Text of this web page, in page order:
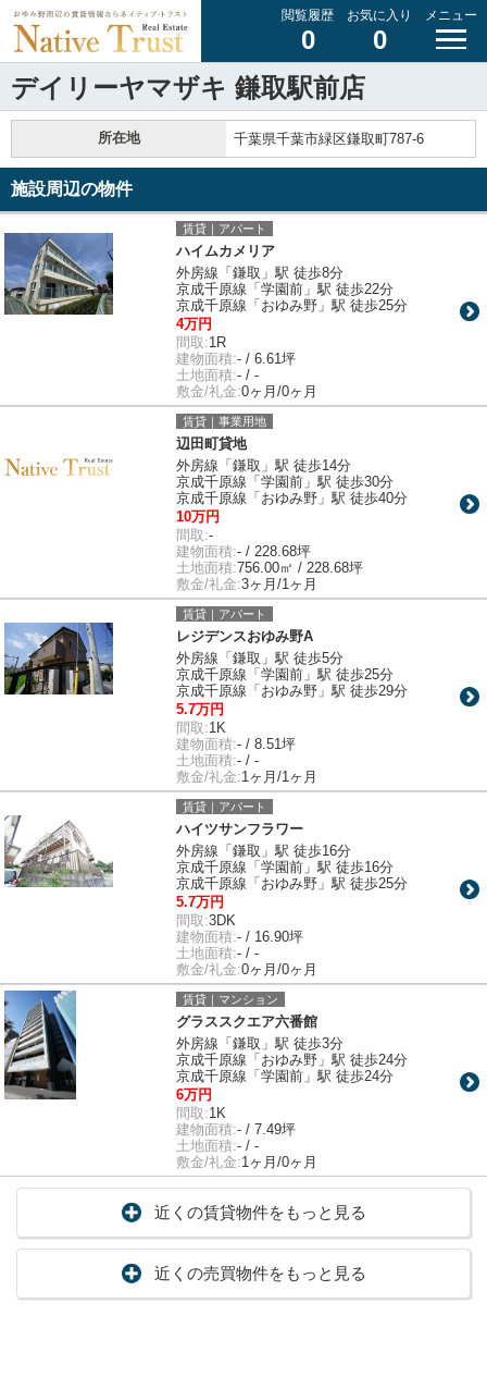
閲覧履歴
0
お気に入り
0
メニュー
デイリーヤマザキ 鎌取駅前店
所在地 千葉県千葉市緑区鎌取町787-6
施設周辺の物件
賃貸｜アパート
ハイムカメリア
外房線「鎌取」駅 徒歩8分
京成千原線「学園前」駅 徒歩22分
京成千原線「おゆみ野」駅 徒歩25分
4万円
間取:1R
建物面積:- / 6.61坪
土地面積:- / -
敷金/礼金:0ヶ月/0ヶ月
賃貸｜事業用地
辺田町貸地
外房線「鎌取」駅 徒歩14分
京成千原線「学園前」駅 徒歩30分
京成千原線「おゆみ野」駅 徒歩40分
10万円
間取:-
建物面積:- / 228.68坪
土地面積:756.00㎡ / 228.68坪
敷金/礼金:3ヶ月/1ヶ月
賃貸｜アパート
レジデンスおゆみ野A
外房線「鎌取」駅 徒歩5分
京成千原線「学園前」駅 徒歩25分
京成千原線「おゆみ野」駅 徒歩29分
5.7万円
間取:1K
建物面積:- / 8.51坪
土地面積:- / -
敷金/礼金:1ヶ月/1ヶ月
賃貸｜アパート
ハイツサンフラワー
外房線「鎌取」駅 徒歩16分
京成千原線「学園前」駅 徒歩16分
京成千原線「おゆみ野」駅 徒歩25分
5.7万円
間取:3DK
建物面積:- / 16.90坪
土地面積:- / -
敷金/礼金:0ヶ月/0ヶ月
賃貸｜マンション
グラススクエア六番館
外房線「鎌取」駅 徒歩3分
京成千原線「おゆみ野」駅 徒歩24分
京成千原線「学園前」駅 徒歩24分
6万円
間取:1K
建物面積:- / 7.49坪
土地面積:- / -
敷金/礼金:1ヶ月/0ヶ月
近くの賃貸物件をもっと見る
近くの売買物件をもっと見る